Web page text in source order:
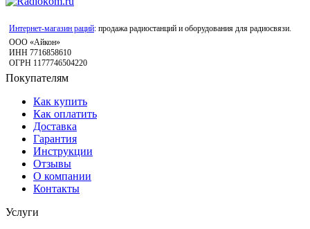
Интернет-магазин раций: продажа радиостанций и оборудования для радиосвязи.
ООО «Айкон»
ИНН 7716858610
ОГРН 1177746504220
Покупателям
Как купить
Как оплатить
Доставка
Гарантия
Инструкции
Отзывы
О компании
Контакты
Услуги